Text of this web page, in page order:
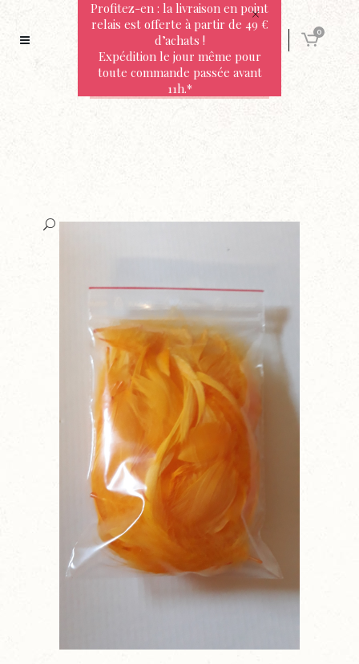
0
Profitez-en : la livraison en point
relais est offerte à partir de 49 €
d’achats !
Expédition le jour même pour
toute commande passée avant
11h.*